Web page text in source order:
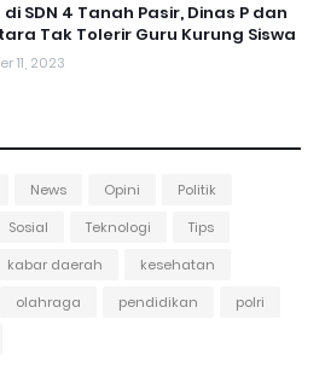
SDN 4 Tanah Pasir, Dinas P dan
Tak Tolerir Guru Kurung Siswa
11, 2023
News Opini
Politik
Sosial Teknologi
Tips
kabar daerah
kesehatan
olahraga pendidikan
polri